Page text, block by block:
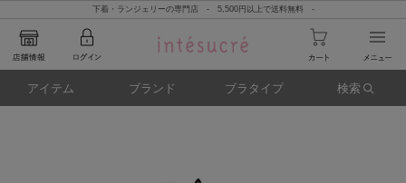
下着・ランジェリーの専門店 - 5,500円以上で送料無料 -
アイテム ブランド ブラタイプ 検索